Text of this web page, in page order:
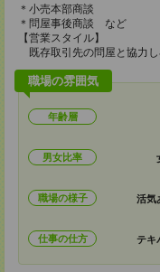
＊小売本部商談
＊問屋事後商談 など
【営業スタイル】
既存取引先の問屋と協力
職場の雰囲気
年齢層
男女比率
職場の様子 活気
仕事の仕方 テキ